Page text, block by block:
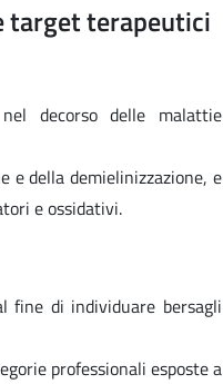
target terapeutici
decorso delle malattie
e della demielinizzazione, e
e ossidativi.
fine di individuare bersagli
professionali esposte a